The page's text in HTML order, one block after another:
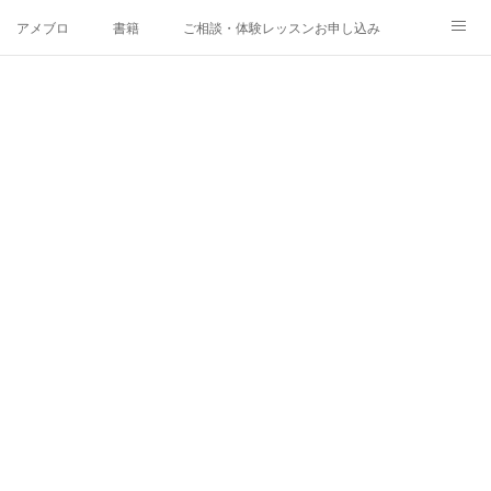
アメブロ 書籍 ご相談・体験レッスンお申し込み